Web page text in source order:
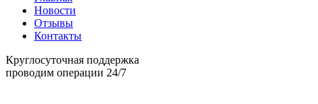
Новости
Отзывы
Контакты
Круглосуточная поддержка
проводим операции 24/7